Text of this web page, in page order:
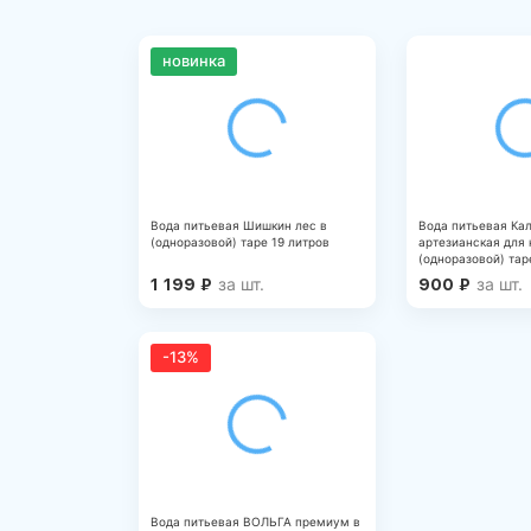
новинка
Вода питьевая Шишкин лес в
(одноразовой) таре 19 литров
1 199 ₽ за шт.
Вода питьевая
артезианская для
(одноразовой)
900 ₽ за шт.
-13%
Вода питьевая ВОЛЬГА премиум в